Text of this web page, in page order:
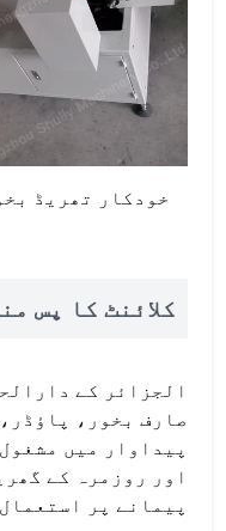
خودکار تھریڈ
کلائنٹ کا پس
الجزائر کے
صارف بخور،
پیداوار میں
اور روزمرہ کے
پیمانے پر